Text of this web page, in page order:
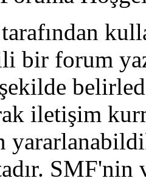
bir forum
iletişim